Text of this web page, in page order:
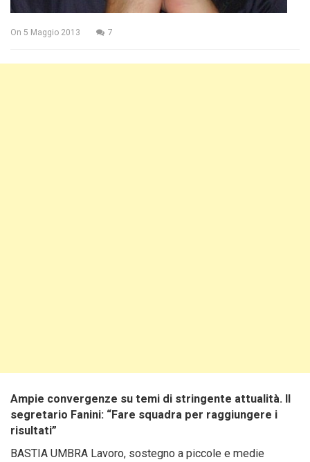
On 5 Maggio 2013 7
Ampie convergenze su temi di stringente attualità. Il
segretario Fanini: “Fare squadra per raggiungere i
risultati”
BASTIA UMBRA Lavoro, sostegno a piccole e medie